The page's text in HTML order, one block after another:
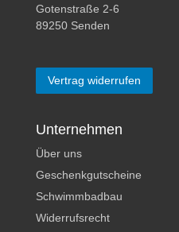
Gotenstraße 2-6
89250 Senden
Vertrag widerrufen
Unternehmen
Über uns
Geschenkgutscheine
Schwimmbadbau
Widerrufsrecht